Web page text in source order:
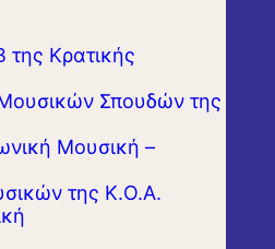
της Κρατικής
Σπουδών της
Μουσική –
της Κ.Ο.Α.